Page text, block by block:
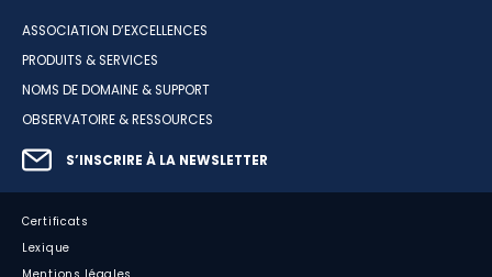
ASSOCIATION D’EXCELLENCES
PRODUITS & SERVICES
NOMS DE DOMAINE & SUPPORT
OBSERVATOIRE & RESSOURCES
S’INSCRIRE À LA NEWSLETTER
Certificats
Lexique